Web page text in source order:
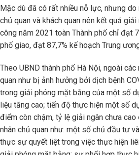
Mặc dù đã có rất nhiều nỗ lực, nhưng do
chủ quan và khách quan nên kết quả
công năm 2021 toàn Thành phố chỉ đạt
phố giao, đạt 87,7% kế hoạch Trung
Theo UBND thành phố Hà Nội, ngoài các
quan như bị ảnh hưởng bởi dịch bệnh
trong giải phóng mặt bằng của một số
liệu tăng cao; tiến độ thực hiện một số
điểm còn chậm, tỷ lệ giải ngân chưa
nhân chủ quan như: một số chủ đầu tư
thực sự quyết liệt trong việc thực hiện